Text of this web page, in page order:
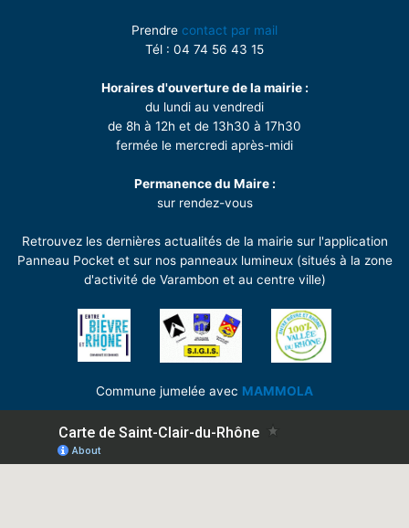
Prendre contact par mail
Tél : 04 74 56 43 15
Horaires d'ouverture de la mairie :
du lundi au vendredi
de 8h à 12h et de 13h30 à 17h30
fermée le mercredi après-midi
Permanence du Maire :
sur rendez-vous
Retrouvez les dernières actualités de la mairie sur l'application
Panneau Pocket et sur nos panneaux lumineux (situés à la zone
d'activité de Varambon et au centre ville)
Commune jumelée avec MAMMOLA